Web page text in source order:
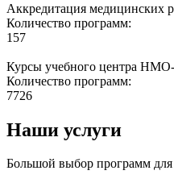
Аккредитация медицинских
Количество программ:
157
Курсы учебного центра
Количество программ:
7726
Наши услуги
Большой выбор программ для